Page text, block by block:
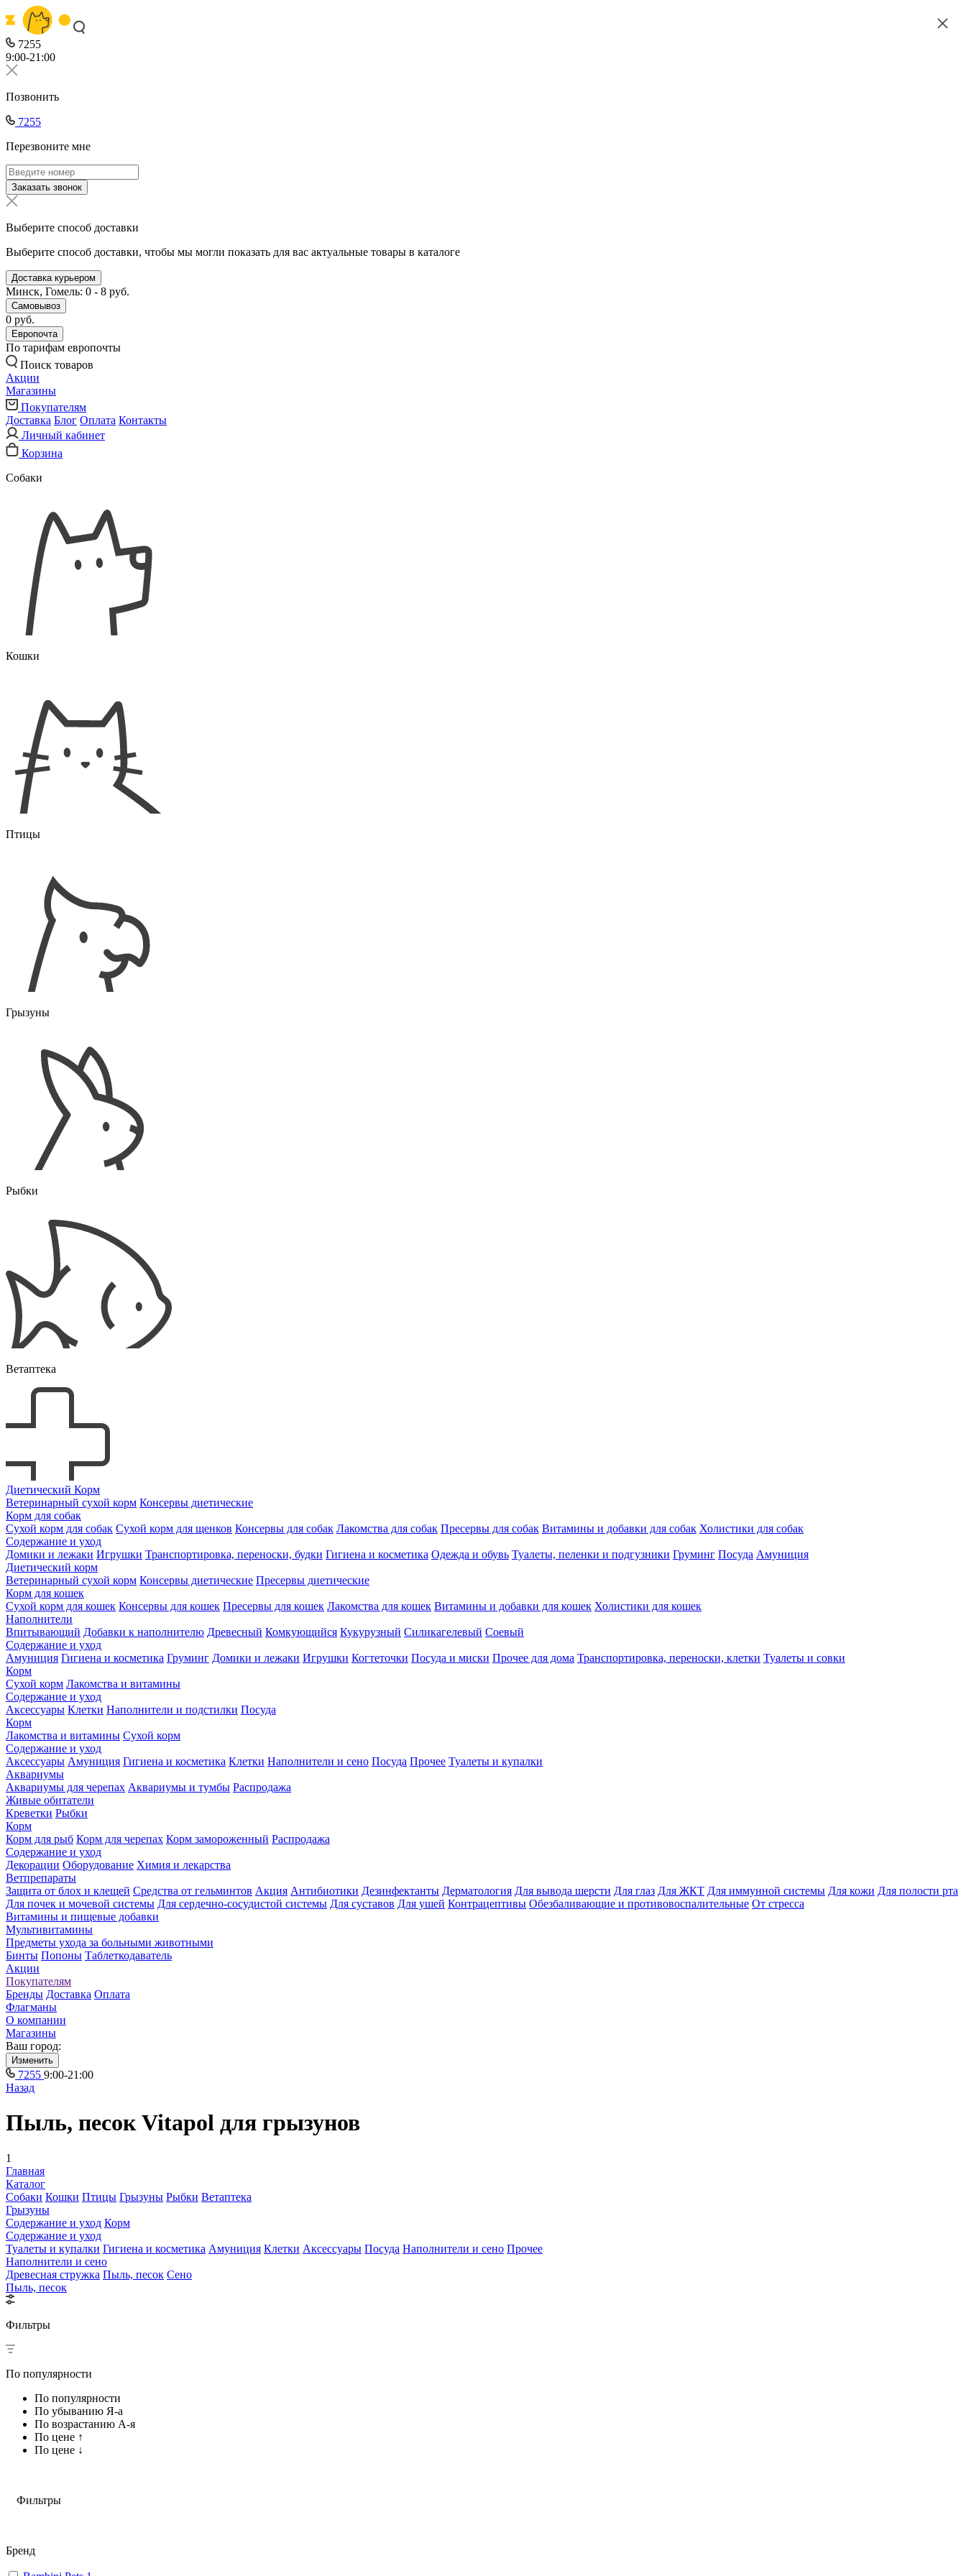
7255
9:00-21:00
Позвонить
7255
Перезвоните мне
Заказать звонок
Выберите способ доставки
Выберите способ доставки, чтобы мы могли показать для вас актуальные товары в каталоге
Доставка курьером
Минск, Гомель: 0 - 8 руб.
Самовывоз
0 руб.
Европочта
По тарифам европочты
Поиск товаров
Акции
Магазины
Покупателям
Доставка Блог Оплата Контакты
Личный кабинет
Корзина
Собаки
Кошки
Птицы
Грызуны
Рыбки
Ветаптека
Диетический Корм
Ветеринарный сухой корм Консервы диетические
Корм для собак
Сухой корм для собак Сухой корм для щенков Консервы для собак Лакомства для собак Пресервы для собак Витамины и добавки для собак Холистики для собак
Содержание и уход
Домики и лежаки Игрушки Транспортировка, переноски, будки Гигиена и косметика Одежда и обувь Туалеты, пеленки и подгузники Груминг Посуда Амуниция
Диетический корм
Ветеринарный сухой корм Консервы диетические Пресервы диетические
Корм для кошек
Сухой корм для кошек Консервы для кошек Пресервы для кошек Лакомства для кошек Витамины и добавки для кошек Холистики для кошек
Наполнители
Впитывающий Добавки к наполнителю Древесный Комкующийся Кукурузный Силикагелевый Соевый
Содержание и уход
Амуниция Гигиена и косметика Груминг Домики и лежаки Игрушки Когтеточки Посуда и миски Прочее для дома Транспортировка, переноски, клетки Туалеты и совки
Корм
Сухой корм Лакомства и витамины
Содержание и уход
Аксессуары Клетки Наполнители и подстилки Посуда
Корм
Лакомства и витамины Сухой корм
Содержание и уход
Аксессуары Амуниция Гигиена и косметика Клетки Наполнители и сено Посуда Прочее Туалеты и купалки
Аквариумы
Аквариумы для черепах Аквариумы и тумбы Распродажа
Живые обитатели
Креветки Рыбки
Корм
Корм для рыб Корм для черепах Корм замороженный Распродажа
Содержание и уход
Декорации Оборудование Химия и лекарства
Ветпрепараты
Защита от блох и клещей Средства от гельминтов Акция Антибиотики Дезинфектанты Дерматология Для вывода шерсти Для глаз Для ЖКТ Для иммунной системы Для кожи Для полости рта
Для почек и мочевой системы Для сердечно-сосудистой системы Для суставов Для ушей Контрацептивы Обезбаливающие и противовоспалительные От стресса
Витамины и пищевые добавки
Мультивитамины
Предметы ухода за больными животными
Бинты Попоны Таблеткодаватель
Акции
Покупателям
Бренды Доставка Оплата
Флагманы
О компании
Магазины
Ваш город:
Изменить
7255 9:00-21:00
Назад
Пыль, песок Vitapol для грызунов
1
Главная
Каталог
Собаки Кошки Птицы Грызуны Рыбки Ветаптека
Грызуны
Содержание и уход Корм
Содержание и уход
Туалеты и купалки Гигиена и косметика Амуниция Клетки Аксессуары Посуда Наполнители и сено Прочее
Наполнители и сено
Древесная стружка Пыль, песок Сено
Пыль, песок
Фильтры
По популярности
По популярности
По убыванию Я-а
По возрастанию А-я
По цене ↑
По цене ↓
Фильтры
Бренд